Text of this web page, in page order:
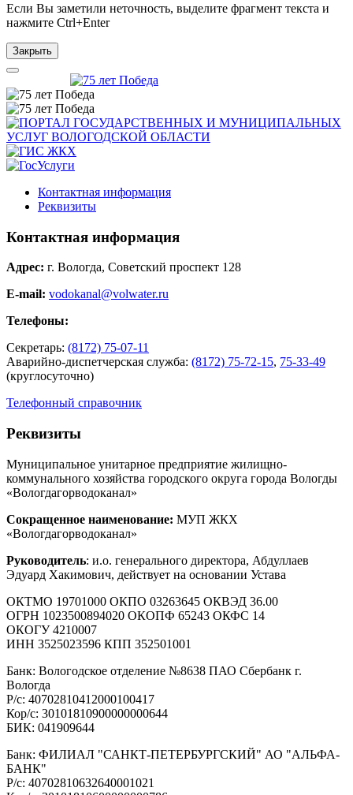
Если Вы заметили неточность, выделите фрагмент текста и
нажмите Ctrl+Enter
Закрыть
Контактная информация
Реквизиты
Контактная информация
Адрес: г. Вологда, Советский проспект 128
E-mail: vodokanal@volwater.ru
Телефоны:
Секретарь: (8172) 75-07-11
Аварийно-диспетчерская служба: (8172) 75-72-15, 75-33-49
(круглосуточно)
Телефонный справочник
Реквизиты
Муниципальное унитарное предприятие жилищно-
коммунального хозяйства городского округа города Вологды
«Вологдагорводоканал»
Сокращенное наименование: МУП ЖКХ
«Вологдагорводоканал»
Руководитель: и.о. генерального директора, Абдуллаев
Эдуард Хакимович, действует на основании Устава
ОКТМО 19701000 ОКПО 03263645 ОКВЭД 36.00
ОГРН 1023500894020 ОКОПФ 65243 ОКФС 14
ОКОГУ 4210007
ИНН 3525023596 КПП 352501001
Банк: Вологодское отделение №8638 ПАО Сбербанк г.
Вологда
Р/с: 40702810412000100417
Кор/с: 30101810900000000644
БИК: 041909644
Банк: ФИЛИАЛ "САНКТ-ПЕТЕРБУРГСКИЙ" АО "АЛЬФА-
БАНК"
Р/с: 40702810632640001021